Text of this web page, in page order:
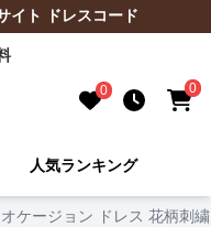
イト ドレスコード
0 0
人気ランキング
オケージョン ドレス 花柄刺